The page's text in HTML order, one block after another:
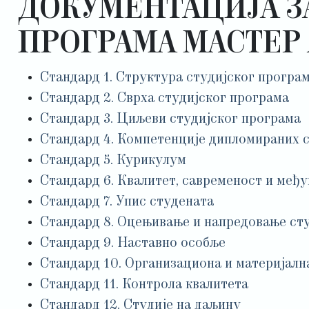
ДОКУМЕНТАЦИЈА
ПРОГРАМА
Стандард 1. Структура студијског
Стандард 2. Сврха студијског програма
Стандард 3. Циљеви студијског програма
Стандард 4. Компетенције дипломираних
Стандард 5. Курикулум
Стандард 6. Квалитет, савременост и
Стандард 7. Упис студената
Стандард 8. Оцењивање и напредовање
Стандард 9. Наставно особље
Стандард 10. Организациона и
Стандард 11. Контрола квалитета
Стандард 12. Студије на даљину